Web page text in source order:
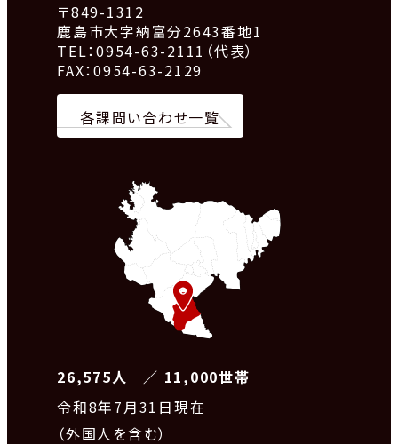
〒849-1312
鹿島市大字納富分2643番地1
TEL：0954-63-2111（代表）
FAX：0954-63-2129
各課問い合わせ一覧
26,575人 ／ 11,000世帯
令和8年7月31日現在
（外国人を含む）